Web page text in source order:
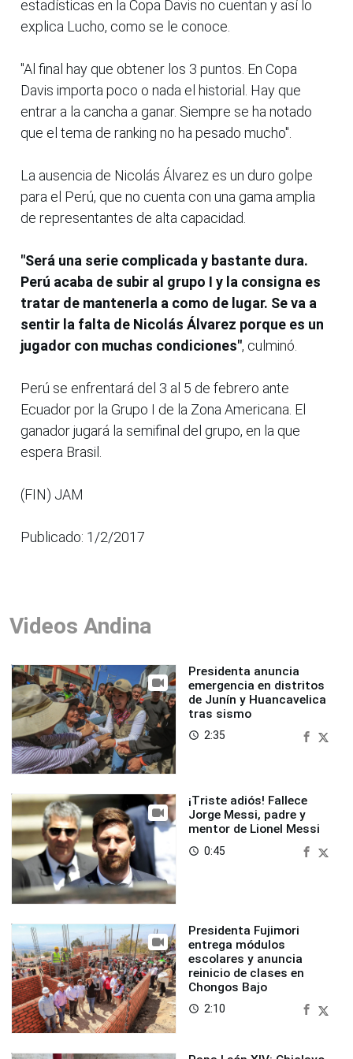
estadísticas en la Copa Davis no cuentan y así lo
explica Lucho, como se le conoce.
"Al final hay que obtener los 3 puntos. En Copa
Davis importa poco o nada el historial. Hay que
entrar a la cancha a ganar. Siempre se ha notado
que el tema de ranking no ha pesado mucho".
La ausencia de Nicolás Álvarez es un duro golpe
para el Perú, que no cuenta con una gama amplia
de representantes de alta capacidad.
"Será una serie complicada y bastante dura.
Perú acaba de subir al grupo I y la consigna es
tratar de mantenerla a como de lugar. Se va a
sentir la falta de Nicolás Álvarez porque es un
jugador con muchas condiciones", culminó.
Perú se enfrentará del 3 al 5 de febrero ante
Ecuador por la Grupo I de la Zona Americana. El
ganador jugará la semifinal del grupo, en la que
espera Brasil.
(FIN) JAM
Publicado: 1/2/2017
Videos Andina
Presidenta anuncia
emergencia en distritos
de Junín y Huancavelica
tras sismo
access_time 2:35
¡Triste adiós! Fallece
Jorge Messi, padre y
mentor de Lionel Messi
access_time 0:45
Presidenta Fujimori
entrega módulos
escolares y anuncia
reinicio de clases en
Chongos Bajo
access_time 2:10